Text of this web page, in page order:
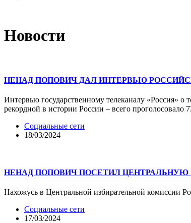
Новости
НЕНАД ПОПОВИЧ ДАЛ ИНТЕРВЬЮ
Интервью государственному телеканалу «Россия»
рекордной в истории России – всего проголосовало
Социальные сети
18/03/2024
НЕНАД ПОПОВИЧ ПОСЕТИЛ
Нахожусь в Центральной избирательной комиссии
Социальные сети
17/03/2024